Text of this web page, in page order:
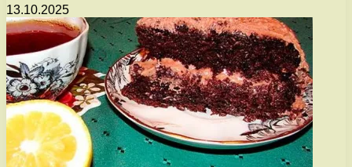
13.10.2025